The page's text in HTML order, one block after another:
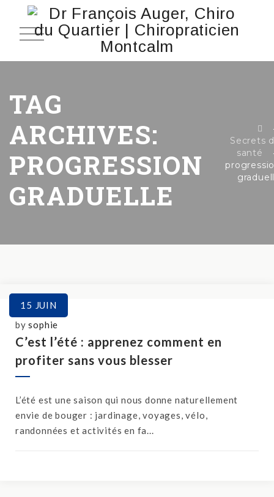
TAG
ARCHIVES:
PROGRESSION
GRADUELLE
Secrets
santé
15 JUIN
bysophie
C’est l’été : apprenez comment en
profiter sans vous blesser
L’été est une saison qui nous donne naturellement
envie de bouger : jardinage, voyages, vélo,
randonnées et activités en fa...